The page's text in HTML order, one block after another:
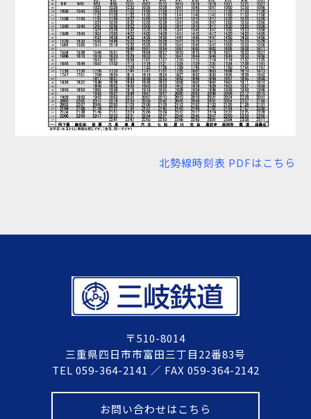
北勢線時刻表 PDFはこちら
〒510-8014
三重県四日市市富田三丁目22番83号
TEL 059-364-2141 ／ FAX 059-364-2142
お問い合わせはこちら